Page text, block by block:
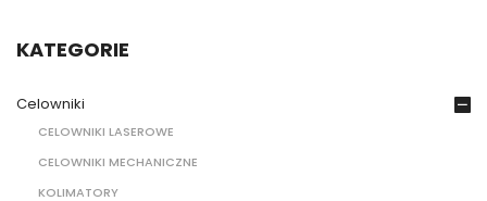
KATEGORIE
Celowniki
CELOWNIKI LASEROWE
CELOWNIKI MECHANICZNE
KOLIMATORY